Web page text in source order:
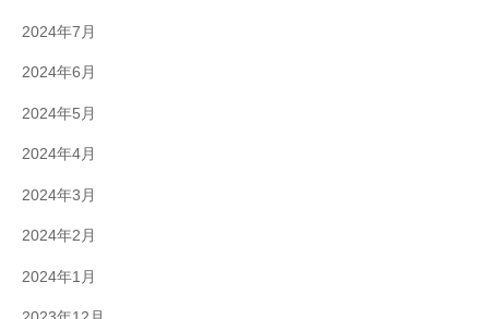
2024年7月
2024年6月
2024年5月
2024年4月
2024年3月
2024年2月
2024年1月